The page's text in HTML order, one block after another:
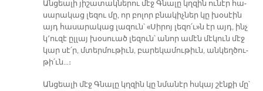
Ան­ցեա­լի յի­շա­տակ­նե­րու մէջ Գնա­լը կղզին ու­նէր հա­
սա­րա­կաց լե­զու մը, որ բո­լոր բնա­կիչ­ներ կը խօ­սէին
այդ հա­սա­րա­կաց լա­զուն՝ «Սի­րոյ լե­զո՛ւ»ն էր այդ, ինչ
կ՚ու­զէ ըլ­լայ խօ­սուած լե­զուն՝ ա­նոր ա­մէն մէ­կուն մէջ
կար սէ՛ր, մտեր­մու­թիւն, բա­րե­կա­մու­թիւն, ան­կեղ­ծու­
թի՛ւն…։
Ան­ցեա­լի մէջ Գնա­լը կղզին կը նմա­նէր հսկայ շէն­քի մը՝